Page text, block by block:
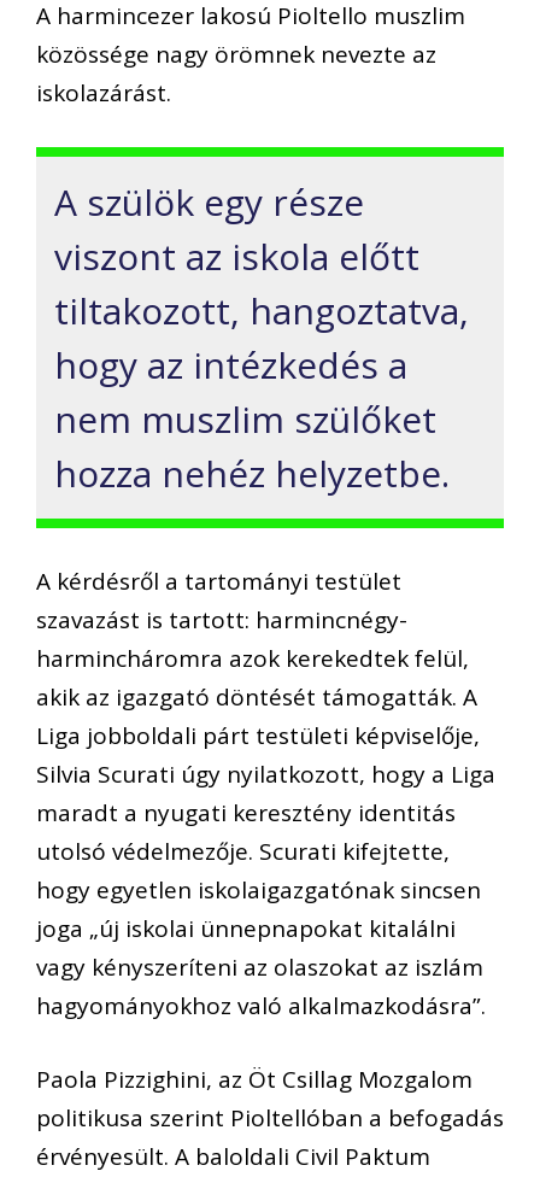
A harmincezer lakosú Pioltello muszlim
közössége nagy örömnek nevezte az
iskolazárást.
A szülök egy része
viszont az iskola előtt
tiltakozott, hangoztatva,
hogy az intézkedés a
nem muszlim szülőket
hozza nehéz helyzetbe.
A kérdésről a tartományi testület
szavazást is tartott: harmincnégy-
harmincháromra azok kerekedtek felül,
akik az igazgató döntését támogatták. A
Liga jobboldali párt testületi képviselője,
Silvia Scurati úgy nyilatkozott, hogy a Liga
maradt a nyugati keresztény identitás
utolsó védelmezője. Scurati kifejtette,
hogy egyetlen iskolaigazgatónak sincsen
joga „új iskolai ünnepnapokat kitalálni
vagy kényszeríteni az olaszokat az iszlám
hagyományokhoz való alkalmazkodásra”.
Paola Pizzighini, az Öt Csillag Mozgalom
politikusa szerint Pioltellóban a befogadás
érvényesült. A baloldali Civil Paktum